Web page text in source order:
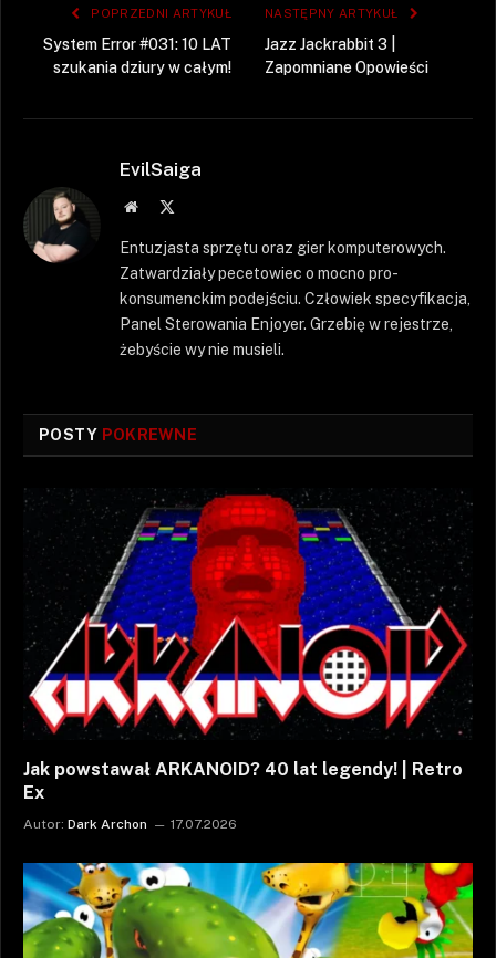
POPRZEDNI ARTYKUŁ
System Error #031: 10 LAT
szukania dziury w całym!
NASTĘPNY ARTYKUŁ
Jazz Jackrabbit 3 |
Zapomniane Opowieści
EvilSaiga
Strona
Entuzjasta sprzętu oraz gier komputerowych.
Zatwardziały pecetowiec o mocno pro-
konsumenckim podejściu. Człowiek specyfikacja,
Panel Sterowania Enjoyer. Grzebię w rejestrze,
żebyście wy nie musieli.
POSTY POKREWNE
Jak powstawał ARKANOID? 40 lat legendy! | Retro
Ex
Autor: Dark Archon 17.07.2026